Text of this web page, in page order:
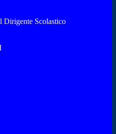
Dirigente Scolastico